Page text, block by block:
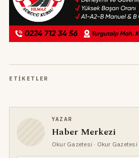
ETIKETLER
YAZAR
Haber Merkezi
Okur Gazetesi · Okur Gazetesi